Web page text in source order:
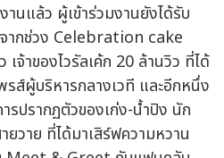
านแล้ว ผู้เข้าร่วมงานยังได้รับ
ากช่วง Celebration cake
าของไวรัลเค้ก 20 ล้านวิว ที่ได้
รส์ผู้บริหารกลางเวที และอีกหนึ่ง
รปรากฏตัวของเก่ง-น้ำปิง นัก
วาย ที่ได้มาเสิร์ฟความหวาน